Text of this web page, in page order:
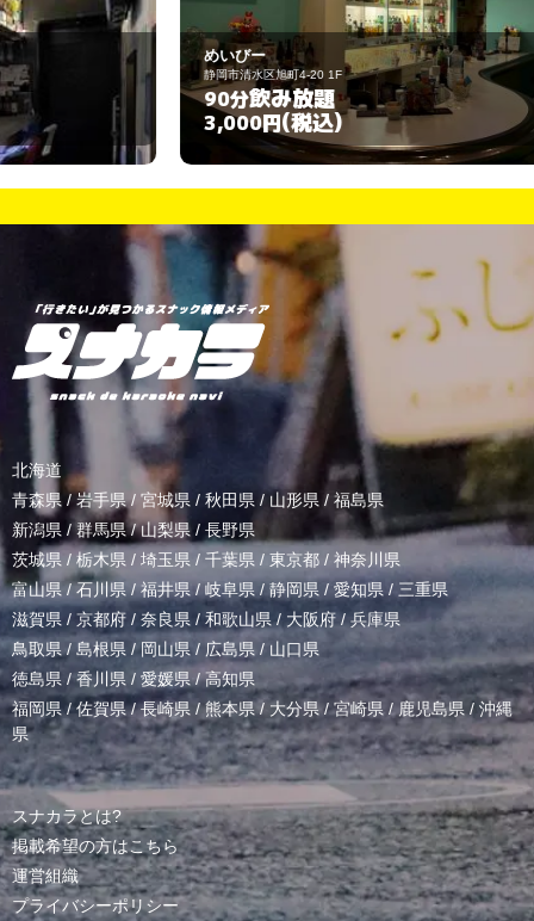
めいびー
静岡市清水区旭町4-20 1F
90分 飲み放題
3,000円 (税込)
ｸ
北海道
青森県 / 岩手県/ 宮城県 / 秋田県 / 山形県/ 福島県
新潟県 /群馬県/山梨県 / 長野県
茨城県 / 栃木県 / 埼玉県 / 千葉県 / 東京都 / 神奈川県
富山県 /石川県/福井県/岐阜県 / 静岡県 / 愛知県 / 三重県
滋賀県 / 京都府 / 奈良県 / 和歌山県/ 大阪府 /兵庫県
鳥取県/ 島根県 /岡山県/ 広島県 / 山口県
徳島県 /香川県 / 愛媛県/高知県
福岡県/佐賀県/長崎県 /熊本県/ 大分県/宮崎県 /鹿児島県 / 沖縄
県
スナカラとは?
掲載希望の方はこちら
運営組織
プライバシーポリシー